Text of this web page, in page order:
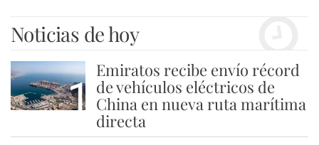
Noticias de hoy
1
Emiratos recibe envío récord
de vehículos eléctricos de
China en nueva ruta marítima
directa